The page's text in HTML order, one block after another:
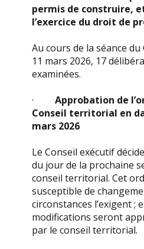
permis de construire,
l’exercice du droit de
Au cours de la séance
11 mars 2026, 17
examinées.
·Approbation de
Conseil territorial en
mars 2026
Le Conseil exécutif
du jour de la prochaine
conseil territorial. Cet
susceptible de
circonstances l’exigent ;
modifications seront
par le conseil territorial.